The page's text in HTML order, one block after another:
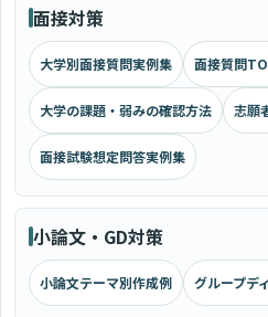
面接対策
大学別面接質問実例集 面接質問
大学の課題・弱みの確認方法 志願
面接試験想定問答実例集
小論文・GD対策
小論文テーマ別作成例 グループデ